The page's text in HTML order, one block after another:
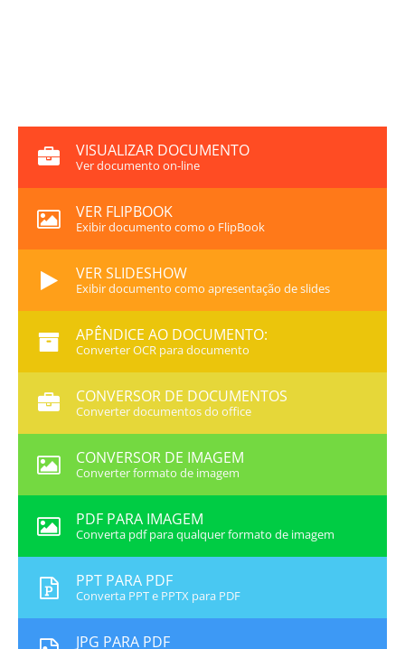
VISUALIZAR DOCUMENTO
Ver documento on-line
VER FLIPBOOK
Exibir documento como o FlipBook
VER SLIDESHOW
Exibir documento como apresentação de slides
APÊNDICE AO DOCUMENTO:
Converter OCR para documento
CONVERSOR DE DOCUMENTOS
Converter documentos do office
CONVERSOR DE IMAGEM
Converter formato de imagem
PDF PARA IMAGEM
Converta pdf para qualquer formato de imagem
PPT PARA PDF
Converta PPT e PPTX para PDF
JPG PARA PDF